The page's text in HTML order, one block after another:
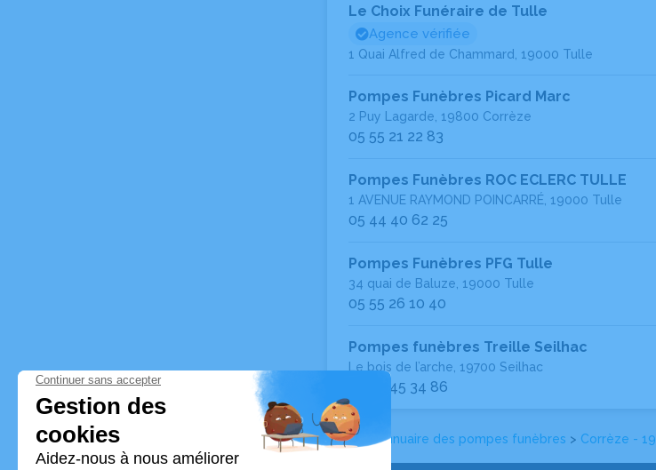
Le Choix Funéraire de Tulle
Agence vérifiée
1 Quai Alfred de Chammard, 19000 Tulle
Pompes Funèbres Picard Marc
2 Puy Lagarde, 19800 Corrèze
05 55 21 22 83
Pompes Funèbres ROC ECLERC TULLE
1 AVENUE RAYMOND POINCARRÉ, 19000 Tulle
05 44 40 62 25
Pompes Funèbres PFG Tulle
34 quai de Baluze, 19000 Tulle
05 55 26 10 40
Pompes funèbres Treille Seilhac
Le bois de l’arche, 19700 Seilhac
06 23 45 34 86
Accueil Annuaire des pompes funèbres > Corrèze - 19